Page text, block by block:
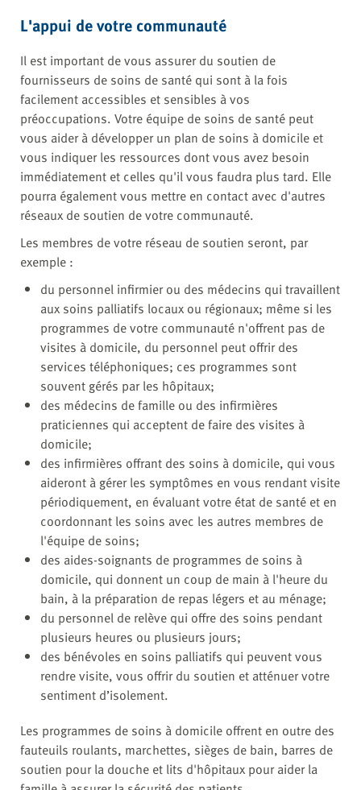
L'appui de votre communauté
Il est important de vous assurer du soutien de
fournisseurs de soins de santé qui sont à la fois
facilement accessibles et sensibles à vos
préoccupations. Votre équipe de soins de santé peut
vous aider à développer un plan de soins à domicile et
vous indiquer les ressources dont vous avez besoin
immédiatement et celles qu'il vous faudra plus tard. Elle
pourra également vous mettre en contact avec d'autres
réseaux de soutien de votre communauté.
Les membres de votre réseau de soutien seront, par
exemple :
du personnel infirmier ou des médecins qui travaillent
aux soins palliatifs locaux ou régionaux; même si les
programmes de votre communauté n'offrent pas de
visites à domicile, du personnel peut offrir des
services téléphoniques; ces programmes sont
souvent gérés par les hôpitaux;
des médecins de famille ou des infirmières
praticiennes qui acceptent de faire des visites à
domicile;
des infirmières offrant des soins à domicile, qui vous
aideront à gérer les symptômes en vous rendant visite
périodiquement, en évaluant votre état de santé et en
coordonnant les soins avec les autres membres de
l'équipe de soins;
des aides-soignants de programmes de soins à
domicile, qui donnent un coup de main à l'heure du
bain, à la préparation de repas légers et au ménage;
du personnel de relève qui offre des soins pendant
plusieurs heures ou plusieurs jours;
des bénévoles en soins palliatifs qui peuvent vous
rendre visite, vous offrir du soutien et atténuer votre
sentiment d’isolement.
Les programmes de soins à domicile offrent en outre des
fauteuils roulants, marchettes, sièges de bain, barres de
soutien pour la douche et lits d'hôpitaux pour aider la